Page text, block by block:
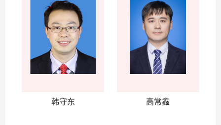
韩守东 高常鑫